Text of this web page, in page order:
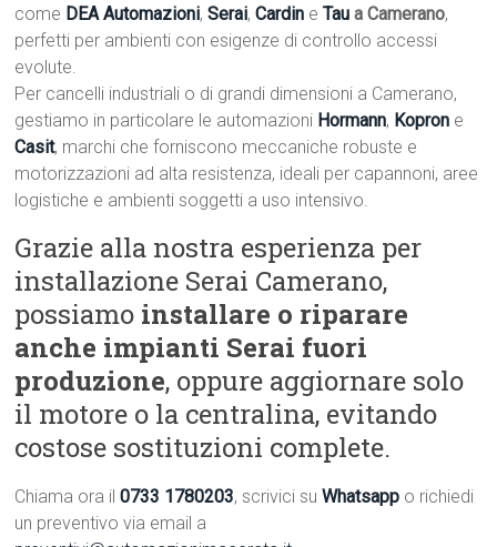
come DEA Automazioni,Serai,Cardin eTau a Camerano,
perfetti per ambienti con esigenze di controllo accessi
evolute.
Per cancelli industriali o di grandi dimensioni a Camerano,
gestiamo in particolare le automazioni Hormann, Kopron e
Casit, marchi che forniscono meccaniche robuste e
motorizzazioni ad alta resistenza, ideali per capannoni, aree
logistiche e ambienti soggetti a uso intensivo.
Grazie alla nostra esperienza per
installazione Serai Camerano,
possiamo installare o riparare
anche impianti Serai fuori
produzione, oppure aggiornare solo
il motore o la centralina, evitando
costose sostituzioni complete.
Chiama ora il0733 1780203, scrivici suWhatsapp o richiedi
un preventivo via email a